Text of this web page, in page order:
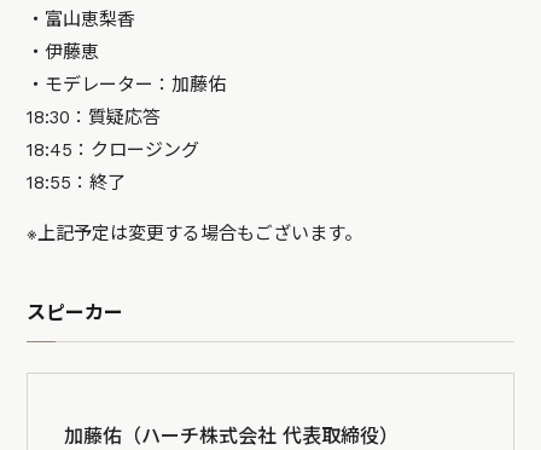
・富山恵梨香
・伊藤恵
・モデレーター：加藤佑
18:30：質疑応答
18:45：クロージング
18:55：終了
※上記予定は変更する場合もございます。
スピーカー
加藤佑（ハーチ株式会社 代表取締役）